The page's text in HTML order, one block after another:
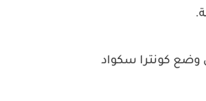
وضع كونترا سكواد